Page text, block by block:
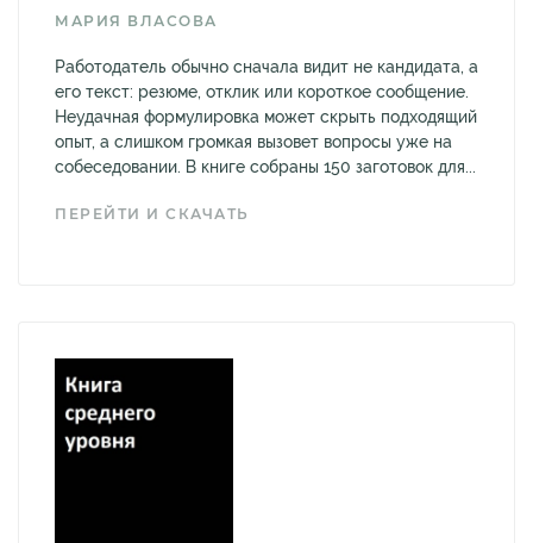
МАРИЯ ВЛАСОВА
Работодатель обычно сначала видит не кандидата, а
его текст: резюме, отклик или короткое сообщение.
Неудачная формулировка может скрыть подходящий
опыт, а слишком громкая вызовет вопросы уже на
собеседовании. В книге собраны 150 заготовок для...
ПЕРЕЙТИ И СКАЧАТЬ